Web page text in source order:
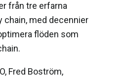
från tre erfarna
chain, med decennier
flöden som
Fred Boström,